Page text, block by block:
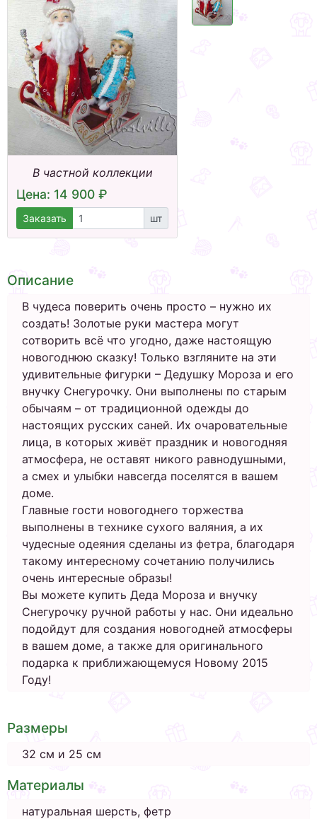
В частной коллекции
Цена: 14 900 ₽
Заказать шт
Описание
В чудеса поверить очень просто – нужно их
создать! Золотые руки мастера могут
сотворить всё что угодно, даже настоящую
новогоднюю сказку! Только взгляните на эти
удивительные фигурки – Дедушку Мороза и его
внучку Снегурочку. Они выполнены по старым
обычаям – от традиционной одежды до
настоящих русских саней. Их очаровательные
лица, в которых живёт праздник и новогодняя
атмосфера, не оставят никого равнодушными,
а смех и улыбки навсегда поселятся в вашем
доме.
Главные гости новогоднего торжества
выполнены в технике сухого валяния, а их
чудесные одеяния сделаны из фетра, благодаря
такому интересному сочетанию получились
очень интересные образы!
Вы можете купить Деда Мороза и внучку
Снегурочку ручной работы у нас. Они идеально
подойдут для создания новогодней атмосферы
в вашем доме, а также для оригинального
подарка к приближающемуся Новому 2015
Году!
Размеры
32 см и 25 см
Материалы
натуральная шерсть, фетр